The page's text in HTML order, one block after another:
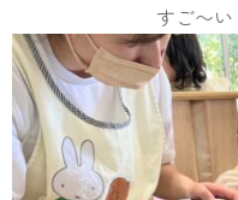
すご〜